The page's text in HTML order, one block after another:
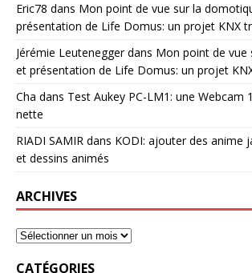
Eric78 dans Mon point de vue sur la
présentation de Life Domus: un projet KNX
Jérémie Leuteneggerdans Mon point de vue
et présentation de Life Domus: un projet
Cha dans Test Aukey PC-LM1: une Webcam
nette
RIADI SAMIR dans KODI: ajouter des anime
et dessins animés
ARCHIVES
CATÉGORIES